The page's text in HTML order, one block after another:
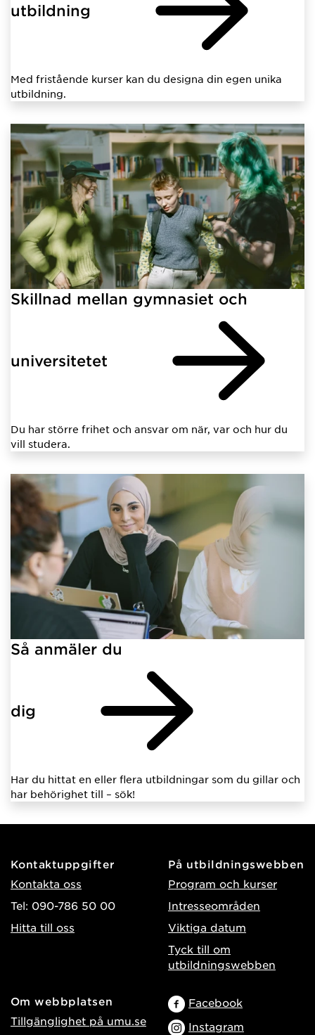
utbildning
Med fristående kurser kan du designa din egen unika
utbildning.
Skillnad mellan gymnasiet och
universitetet
Du har större frihet och ansvar om när, var och hur du
vill studera.
Så anmäler du
dig
Har du hittat en eller flera utbildningar som du gillar och
har behörighet till – sök!
Kontaktuppgifter
Kontakta oss
Tel: 090-786 50 00
Hitta till oss
På utbildningswebben
Program och kurser
Intresseområden
Viktiga datum
Tyck till om
utbildningswebben
Om webbplatsen
Tillgänglighet på umu.se
Facebook
Instagram